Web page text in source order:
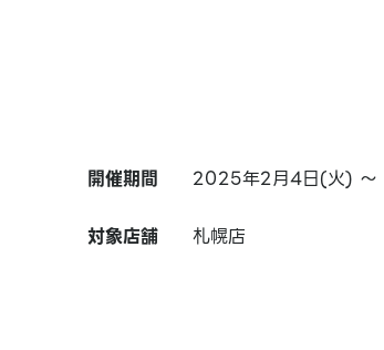
開催期間 2025年2月4日(火) ～
対象店舗 札幌店